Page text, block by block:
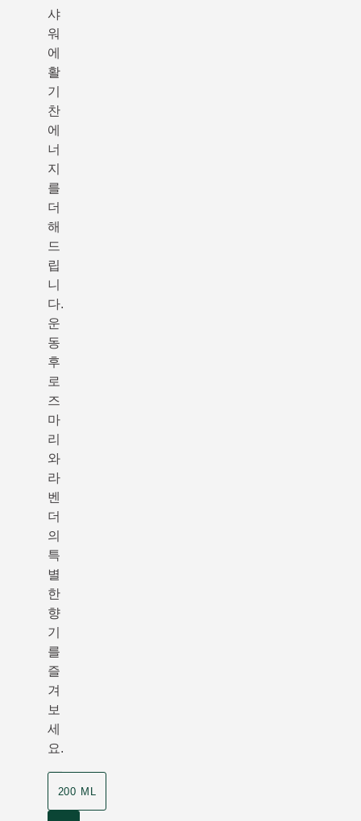
샤
워
에
활
기
찬
에
너
지
를
더
해
드
립
니
다.
운
동
후
로
즈
마
리
와
라
벤
더
의
특
별
한
향
기
를
즐
겨
보
세
요.
200 ML